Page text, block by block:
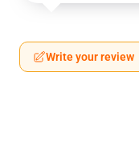
Write your review